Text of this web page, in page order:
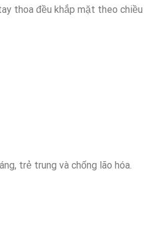
thoa đều khắp mặt theo
trẻ trung và chống lão hóa.